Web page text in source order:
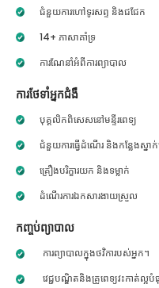
ជំនួយការហៅទូរសព្ទ និងជជែក
14+ ភាសាគាំទ្រ
ការណែនាំអំពីការព្យាបាល
ការថែទាំអ្នកជំងឺ
បុគ្គលិកពិសេសនៅមន្ទីរពេទ្យ
ជំនួយការធ្វើដំណើរ និងកន្លែងស្នា
គ្រឿងបរិក្ខារយក និងទម្លាក់
ដំណើរការឯកសារងាយស្រួល
កញ្ចប់ព្យាបាល
ការព្យាបាលក្នុងថវិការបស់អ្នក។
វេជ្ជបណ្ឌិតនិងគ្រូពេទ្យវះកាត់ល្អ